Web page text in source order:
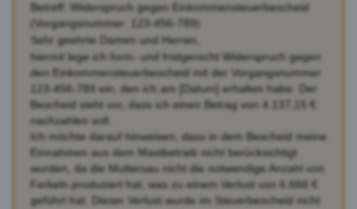
Betreff: Widerspruch gegen Einkommensteuerbescheid
(Vorgangsnummer: 123-456-789)
Sehr geehrte Damen und Herren,
hiermit lege ich form- und fristgerecht Widerspruch gegen
den Einkommensteuerbescheid mit der Vorgangsnummer
123-456-789 ein, den ich am [Datum] erhalten habe. Der
Bescheid sieht vor, dass ich einen Betrag von 4.137,15 €
nachzahlen soll.
Ich möchte darauf hinweisen, dass in dem Bescheid meine
Einnahmen aus dem Mastbetrieb nicht berücksichtigt
wurden, da die Muttersau nicht die notwendige Anzahl von
Ferkeln produziert hat, was zu einem Verlust von 6.666 €
geführt hat. Dieser Verlust wurde im Steuerbescheid nicht